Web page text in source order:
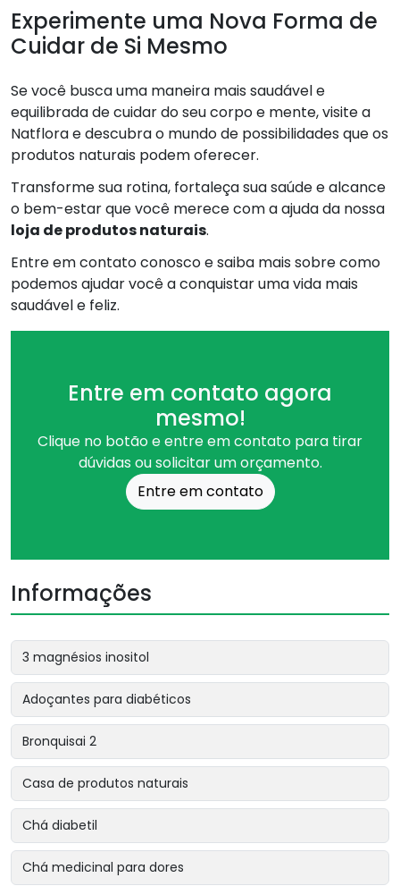
Experimente uma Nova Forma de
Cuidar de Si Mesmo
Se você busca uma maneira mais saudável e
equilibrada de cuidar do seu corpo e mente, visite a
Natflora e descubra o mundo de possibilidades que os
produtos naturais podem oferecer.
Transforme sua rotina, fortaleça sua saúde e alcance
o bem-estar que você merece com a ajuda da nossa
loja de produtos naturais.
Entre em contato conosco e saiba mais sobre como
podemos ajudar você a conquistar uma vida mais
saudável e feliz.
Entre em contato agora
mesmo!
Clique no botão e entre em contato para tirar
dúvidas ou solicitar um orçamento.
Entre em contato
Informações
3 magnésios inositol
Adoçantes para diabéticos
Bronquisai 2
Casa de produtos naturais
Chá diabetil
Chá medicinal para dores